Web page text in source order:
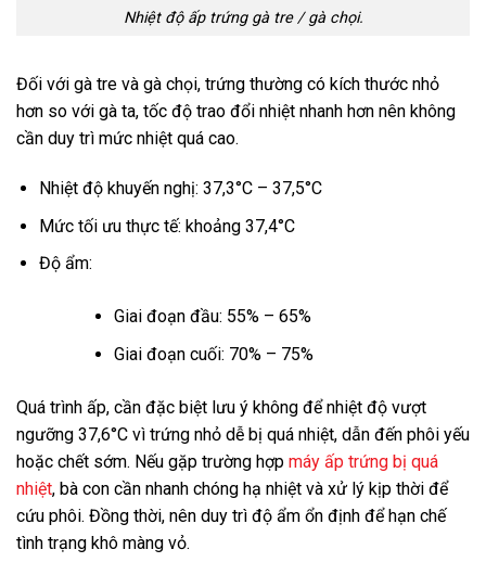
Nhiệt độ ấp trứng gà tre / gà chọi.
Đối với gà tre và gà chọi, trứng thường có kích thước nhỏ
hơn so với gà ta, tốc độ trao đổi nhiệt nhanh hơn nên không
cần duy trì mức nhiệt quá cao.
Nhiệt độ khuyến nghị: 37,3°C – 37,5°C
Mức tối ưu thực tế: khoảng 37,4°C
Độ ẩm:
Giai đoạn đầu: 55% – 65%
Giai đoạn cuối: 70% – 75%
Quá trình ấp, cần đặc biệt lưu ý không để nhiệt độ vượt
ngưỡng 37,6°C vì trứng nhỏ dễ bị quá nhiệt, dẫn đến phôi yếu
hoặc chết sớm. Nếu gặp trường hợp máy ấp trứng bị quá
nhiệt, bà con cần nhanh chóng hạ nhiệt và xử lý kịp thời để
cứu phôi. Đồng thời, nên duy trì độ ẩm ổn định để hạn chế
tình trạng khô màng vỏ.